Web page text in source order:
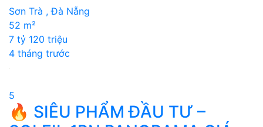
Sơn Trà , Đà Nẵng
52 m²
7 tỷ 120 triệu
4 tháng trước
5
🔥 SIÊU PHẨM ĐẦU TƯ –